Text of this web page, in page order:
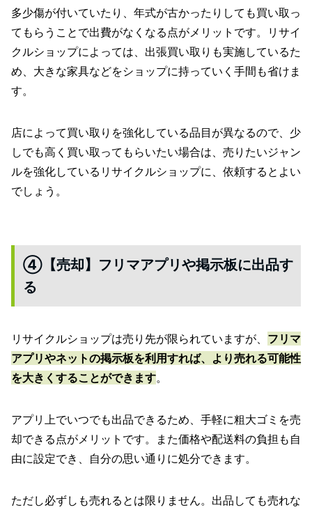
多少傷が付いていたり、年式が古かったりしても買い取っ
てもらうことで出費がなくなる点がメリットです。リサイ
クルショップによっては、出張買い取りも実施しているた
め、大きな家具などをショップに持っていく手間も省けま
す。
店によって買い取りを強化している品目が異なるので、少
しでも高く買い取ってもらいたい場合は、売りたいジャン
ルを強化しているリサイクルショップに、依頼するとよい
でしょう。
④【売却】フリマアプリや掲示板に出品す
る
リサイクルショップは売り先が限られていますが、 フリマ
アプリやネットの掲示板を利用すれば、より売れる可能性
を大きくすることができます。
アプリ上でいつでも出品できるため、手軽に粗大ゴミを売
却できる点がメリットです。また価格や配送料の負担も自
由に設定でき、自分の思い通りに処分できます。
ただし必ずしも売れるとは限りません。出品しても売れな